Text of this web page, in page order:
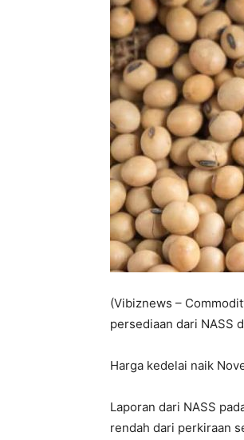
(Vibiznews –
persediaan dari NASS
Harga kedelai naik
Laporan dari NASS
rendah dari perkiraan